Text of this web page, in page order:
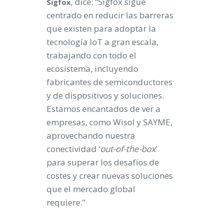
Sigfox
centrado en reducir las barreras
que existen para adoptar la
tecnología IoT a gran escala,
trabajando con todo el
ecosistema, incluyendo
fabricantes de semiconductores
y de dispositivos y soluciones.
Estamos encantados de ver a
empresas, como Wisol y SAYME,
aprovechando nuestra
conectividad ‘out-of-the-box’
para superar los desafíos de
costes y crear nuevas soluciones
que el mercado global
requiere.”